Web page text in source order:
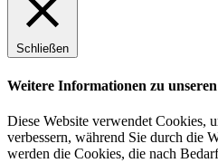
Schließen
Weitere Informationen zu
Diese Website verwendet Cookies,
verbessern, während Sie durch die
werden die Cookies, die nach